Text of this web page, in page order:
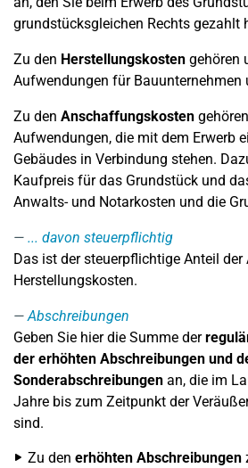
grundstücksgleichen Rechts gezahlt
Zu den Herstellungskosten gehören
Aufwendungen für Bauunternehmen
Zu den Anschaffungskosten
Aufwendungen, die mit dem Erwerb
Gebäudes in Verbindung stehen.
Kaufpreis für das Grundstück und
Anwalts- und Notarkosten und die
... davon steuerpflichtig
Das ist der steuerpflichtige Anteil
Herstellungskosten.
Abschreibungen
Geben Sie hier die Summe der
der erhöhten Abschreibungen und
Sonderabschreibungen an, die im
Jahre bis zum Zeitpunkt der
sind.
Zu den erhöhten Abschreibungen